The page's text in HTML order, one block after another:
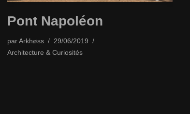
Pont Napoléon
parArkhøss
29/06/2019
Architecture & Curiosités